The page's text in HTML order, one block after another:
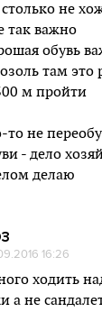
не
так важно
обувь
там это
м пройти
то не
- дело
делаю
16:26
ходить
а не